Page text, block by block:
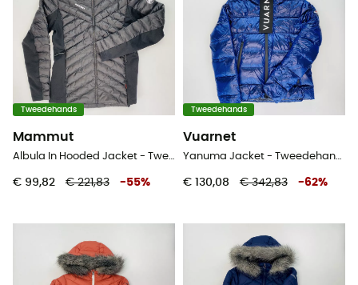
Tweedehands
Mammut
Albula In Hooded Jacket - Tweedehands Donsjack - Dames - Zwart - S
€ 99,82 € 221,83 -55%
Tweedehands
Vuarnet
Yanuma Jacket - Tweedehands Donsjack - Dames - Blauw - S
€ 130,08 € 342,83 -62%